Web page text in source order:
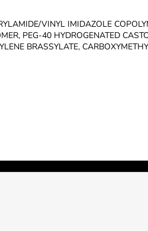
VINYL IMIDAZOLE
PEG-40 HYDROGENATED
BRASSYLATE,